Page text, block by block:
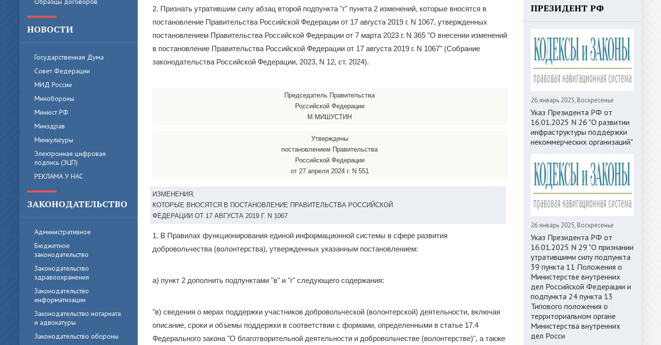
НОВОСТИ
Государственная Дума
Совет Федерации
МИД России
Минобороны
Минюст РФ
Минздрав
Минкультуры
Электронная цифровая
подпись (ЭЦП)
РЕКЛАМА У НАС
ЗАКОНОДАТЕЛЬСТВО
Административное
Бюджетное
законодательство
Законодательство
здравоохранения
Законодательство
информатизации
Законодательство нотариата
и адвокатуры
Законодательство обороны
2. Признать утратившим силу абзац второй подпункта "г" пункта 2 изменений, которые вносятся в
постановление Правительства Российской Федерации от 17 августа 2019 г. N 1067, утвержденных
постановлением Правительства Российской Федерации от 7 марта 2023 г. N 365 "О внесении изменений
в постановление Правительства Российской Федерации от 17 августа 2019 г. N 1067" (Собрание
законодательства Российской Федерации, 2023, N 12, ст. 2024).
Председатель Правительства
Российской Федерации
М.МИШУСТИН
Утверждены
постановлением Правительства
Российской Федерации
от 27 апреля 2024 г. N 551
ИЗМЕНЕНИЯ,
КОТОРЫЕ ВНОСЯТСЯ В ПОСТАНОВЛЕНИЕ ПРАВИТЕЛЬСТВА РОССИЙСКОЙ
ФЕДЕРАЦИИ ОТ 17 АВГУСТА 2019 Г. N 1067
1. В Правилах функционирования единой информационной системы в сфере развития
добровольчества (волонтерства), утвержденных указанным постановлением:
а) пункт 2 дополнить подпунктами "в" и "г" следующего содержания:
"в) сведения о мерах поддержки участников добровольческой (волонтерской) деятельности, включая
описание, сроки и объемы поддержки в соответствии с формами, определенными в статье 17.4
Федерального закона "О благотворительной деятельности и добровольчестве (волонтерстве)", а также
ПРЕЗИДЕНТ РФ
26 январь 2025, Воскресенье
Указ Президента РФ от
16.01.2025 N 26 "О развитии
инфраструктуры поддержки
некоммерческих организаций"
26 январь 2025, Воскресенье
Указ Президента РФ от
16.01.2025 N 29 "О признании
утратившими силу подпункта
39 пункта 11 Положения о
Министерстве внутренних
дел Российской Федерации и
подпункта 24 пункта 13
Типового положения о
территориальном органе
Министерства внутренних
дел Росси